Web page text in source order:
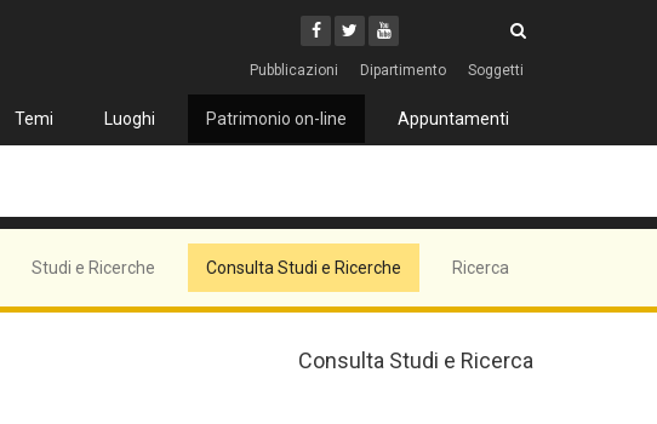
Facebook
Twitter
Youtube
Pubblicazioni Dipartimento Soggetti
Temi Luoghi Patrimonio on-line Appuntamenti
Studi e Ricerche Consulta Studi e Ricerche Ricerca
Consulta Studi e Ricerca